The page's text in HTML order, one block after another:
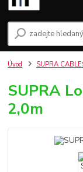
Úvod SUPRA
SUPRA
2,0m